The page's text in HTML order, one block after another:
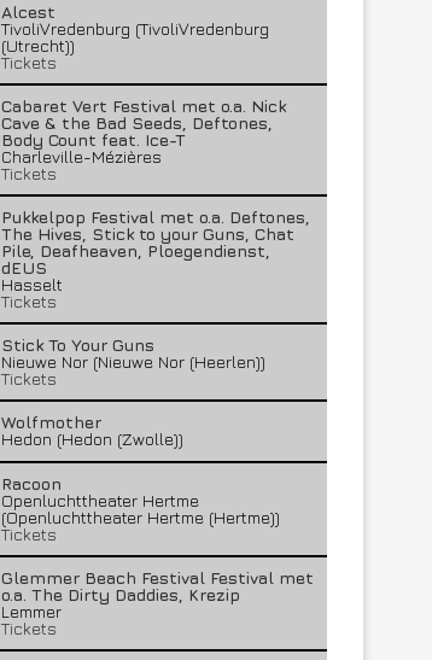
Alcest
TivoliVredenburg (TivoliVredenburg
(Utrecht))
Tickets
Cabaret Vert Festival met o.a. Nick
Cave & the Bad Seeds, Deftones,
Body Count feat. Ice-T
Charleville-Mézières
Tickets
Pukkelpop Festival met o.a. Deftones,
The Hives, Stick to your Guns, Chat
Pile, Deafheaven, Ploegendienst,
dEUS
Hasselt
Tickets
Stick To Your Guns
Nieuwe Nor (Nieuwe Nor (Heerlen))
Tickets
Wolfmother
Hedon (Hedon (Zwolle))
Racoon
Openluchttheater Hertme
(Openluchttheater Hertme (Hertme))
Tickets
Glemmer Beach Festival Festival met
o.a. The Dirty Daddies, Krezip
Lemmer
Tickets